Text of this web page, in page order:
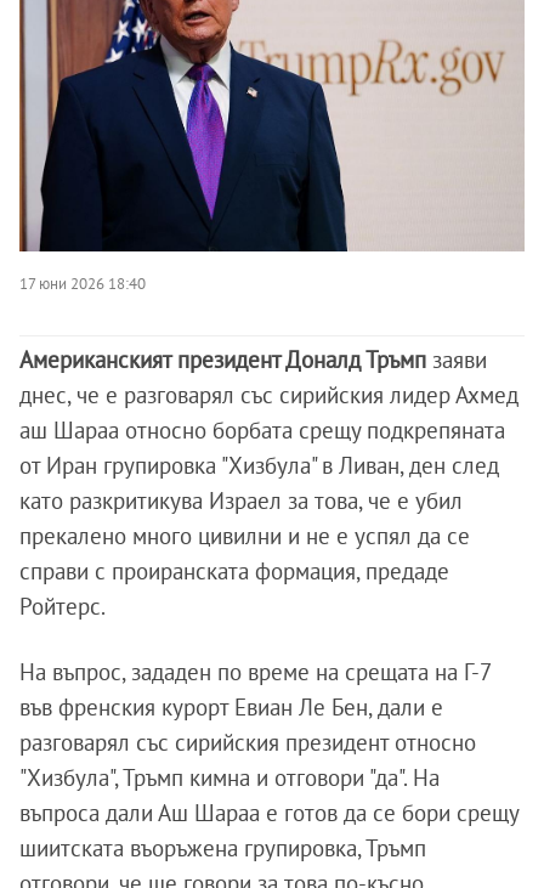
17 юни 2026 18:40
Американският президент Доналд Тръмп заяви
днес, че е разговарял със сирийския лидер Ахмед
аш Шараа относно борбата срещу подкрепяната
от Иран групировка "Хизбула" в Ливан, ден след
като разкритикува Израел за това, че е убил
прекалено много цивилни и не е успял да се
справи с проиранската формация, предаде
Ройтерс.
На въпрос, зададен по време на срещата на Г-7
във френския курорт Евиан Ле Бен, дали е
разговарял със сирийския президент относно
"Хизбула", Тръмп кимна и отговори "да". На
въпроса дали Аш Шараа е готов да се бори срещу
шиитската въоръжена групировка, Тръмп